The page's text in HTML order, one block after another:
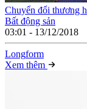
Chuyển đổi thương
Bất động sản
03:01 - 13/12/2018
Longform
Xem thêm